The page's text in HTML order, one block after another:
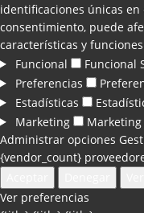
identificaciones únicas
consentimiento, puede
características y
Funcional
Funcional
Preferencias
Estadísticas
Marketing
Marketing
Administrar opciones
{vendor_count}
Ver preferencias